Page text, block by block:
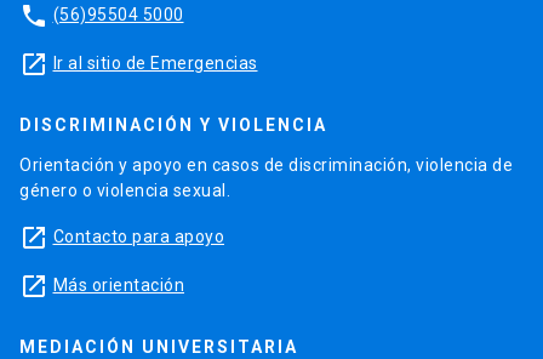
phone (56)95504 5000
launch Ir al sitio de Emergencias
DISCRIMINACIÓN Y VIOLENCIA
Orientación y apoyo en casos de discriminación, violencia de
género o violencia sexual.
launch Contacto para apoyo
launch Más orientación
MEDIACIÓN UNIVERSITARIA